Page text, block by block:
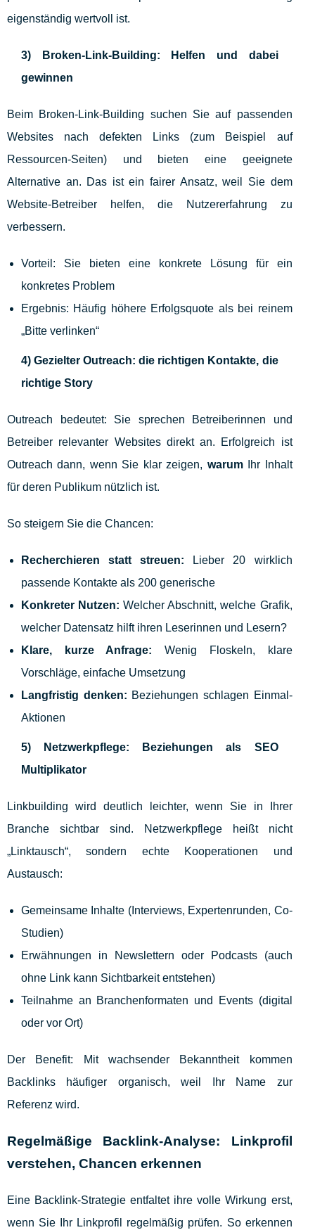
eigenständig wertvoll ist.
3) Broken-Link-Building: Helfen und dabei
gewinnen
Beim Broken-Link-Building suchen Sie auf passenden
Websites nach defekten Links (zum Beispiel auf
Ressourcen-Seiten) und bieten eine geeignete
Alternative an. Das ist ein fairer Ansatz, weil Sie dem
Website-Betreiber helfen, die Nutzererfahrung zu
verbessern.
Vorteil: Sie bieten eine konkrete Lösung für ein
konkretes Problem
Ergebnis: Häufig höhere Erfolgsquote als bei reinem
„Bitte verlinken“
4) Gezielter Outreach: die richtigen Kontakte, die
richtige Story
Outreach bedeutet: Sie sprechen Betreiberinnen und
Betreiber relevanter Websites direkt an. Erfolgreich ist
Outreach dann, wenn Sie klar zeigen, warumIhr Inhalt
für deren Publikum nützlich ist.
So steigern Sie die Chancen:
Recherchieren statt streuen: Lieber 20 wirklich
passende Kontakte als 200 generische
Konkreter Nutzen: Welcher Abschnitt, welche Grafik,
welcher Datensatz hilft ihren Leserinnen und Lesern?
Klare, kurze Anfrage: Wenig Floskeln, klare
Vorschläge, einfache Umsetzung
Langfristig denken: Beziehungen schlagen Einmal-
Aktionen
5) Netzwerkpflege: Beziehungen als SEO
Multiplikator
Linkbuilding wird deutlich leichter, wenn Sie in Ihrer
Branche sichtbar sind. Netzwerkpflege heißt nicht
„Linktausch“, sondern echte Kooperationen und
Austausch:
Gemeinsame Inhalte (Interviews, Expertenrunden, Co-
Studien)
Erwähnungen in Newslettern oder Podcasts (auch
ohne Link kann Sichtbarkeit entstehen)
Teilnahme an Branchenformaten und Events (digital
oder vor Ort)
Der Benefit: Mit wachsender Bekanntheit kommen
Backlinks häufiger organisch, weil Ihr Name zur
Referenz wird.
Regelmäßige Backlink-Analyse: Linkprofil
verstehen, Chancen erkennen
Eine Backlink-Strategie entfaltet ihre volle Wirkung erst,
wenn Sie Ihr Linkprofil regelmäßig prüfen. So erkennen